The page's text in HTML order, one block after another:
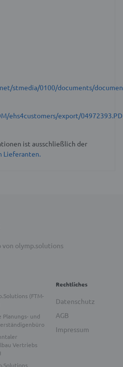
stmedia/0100/documents/
ehs4customers/export/
ist ausschließlich der
Lieferanten.
von olymp.solutions
(FTM-
Planungs- und
Vertriebs
Rechtliches
Datenschutz
AGB
Impressum